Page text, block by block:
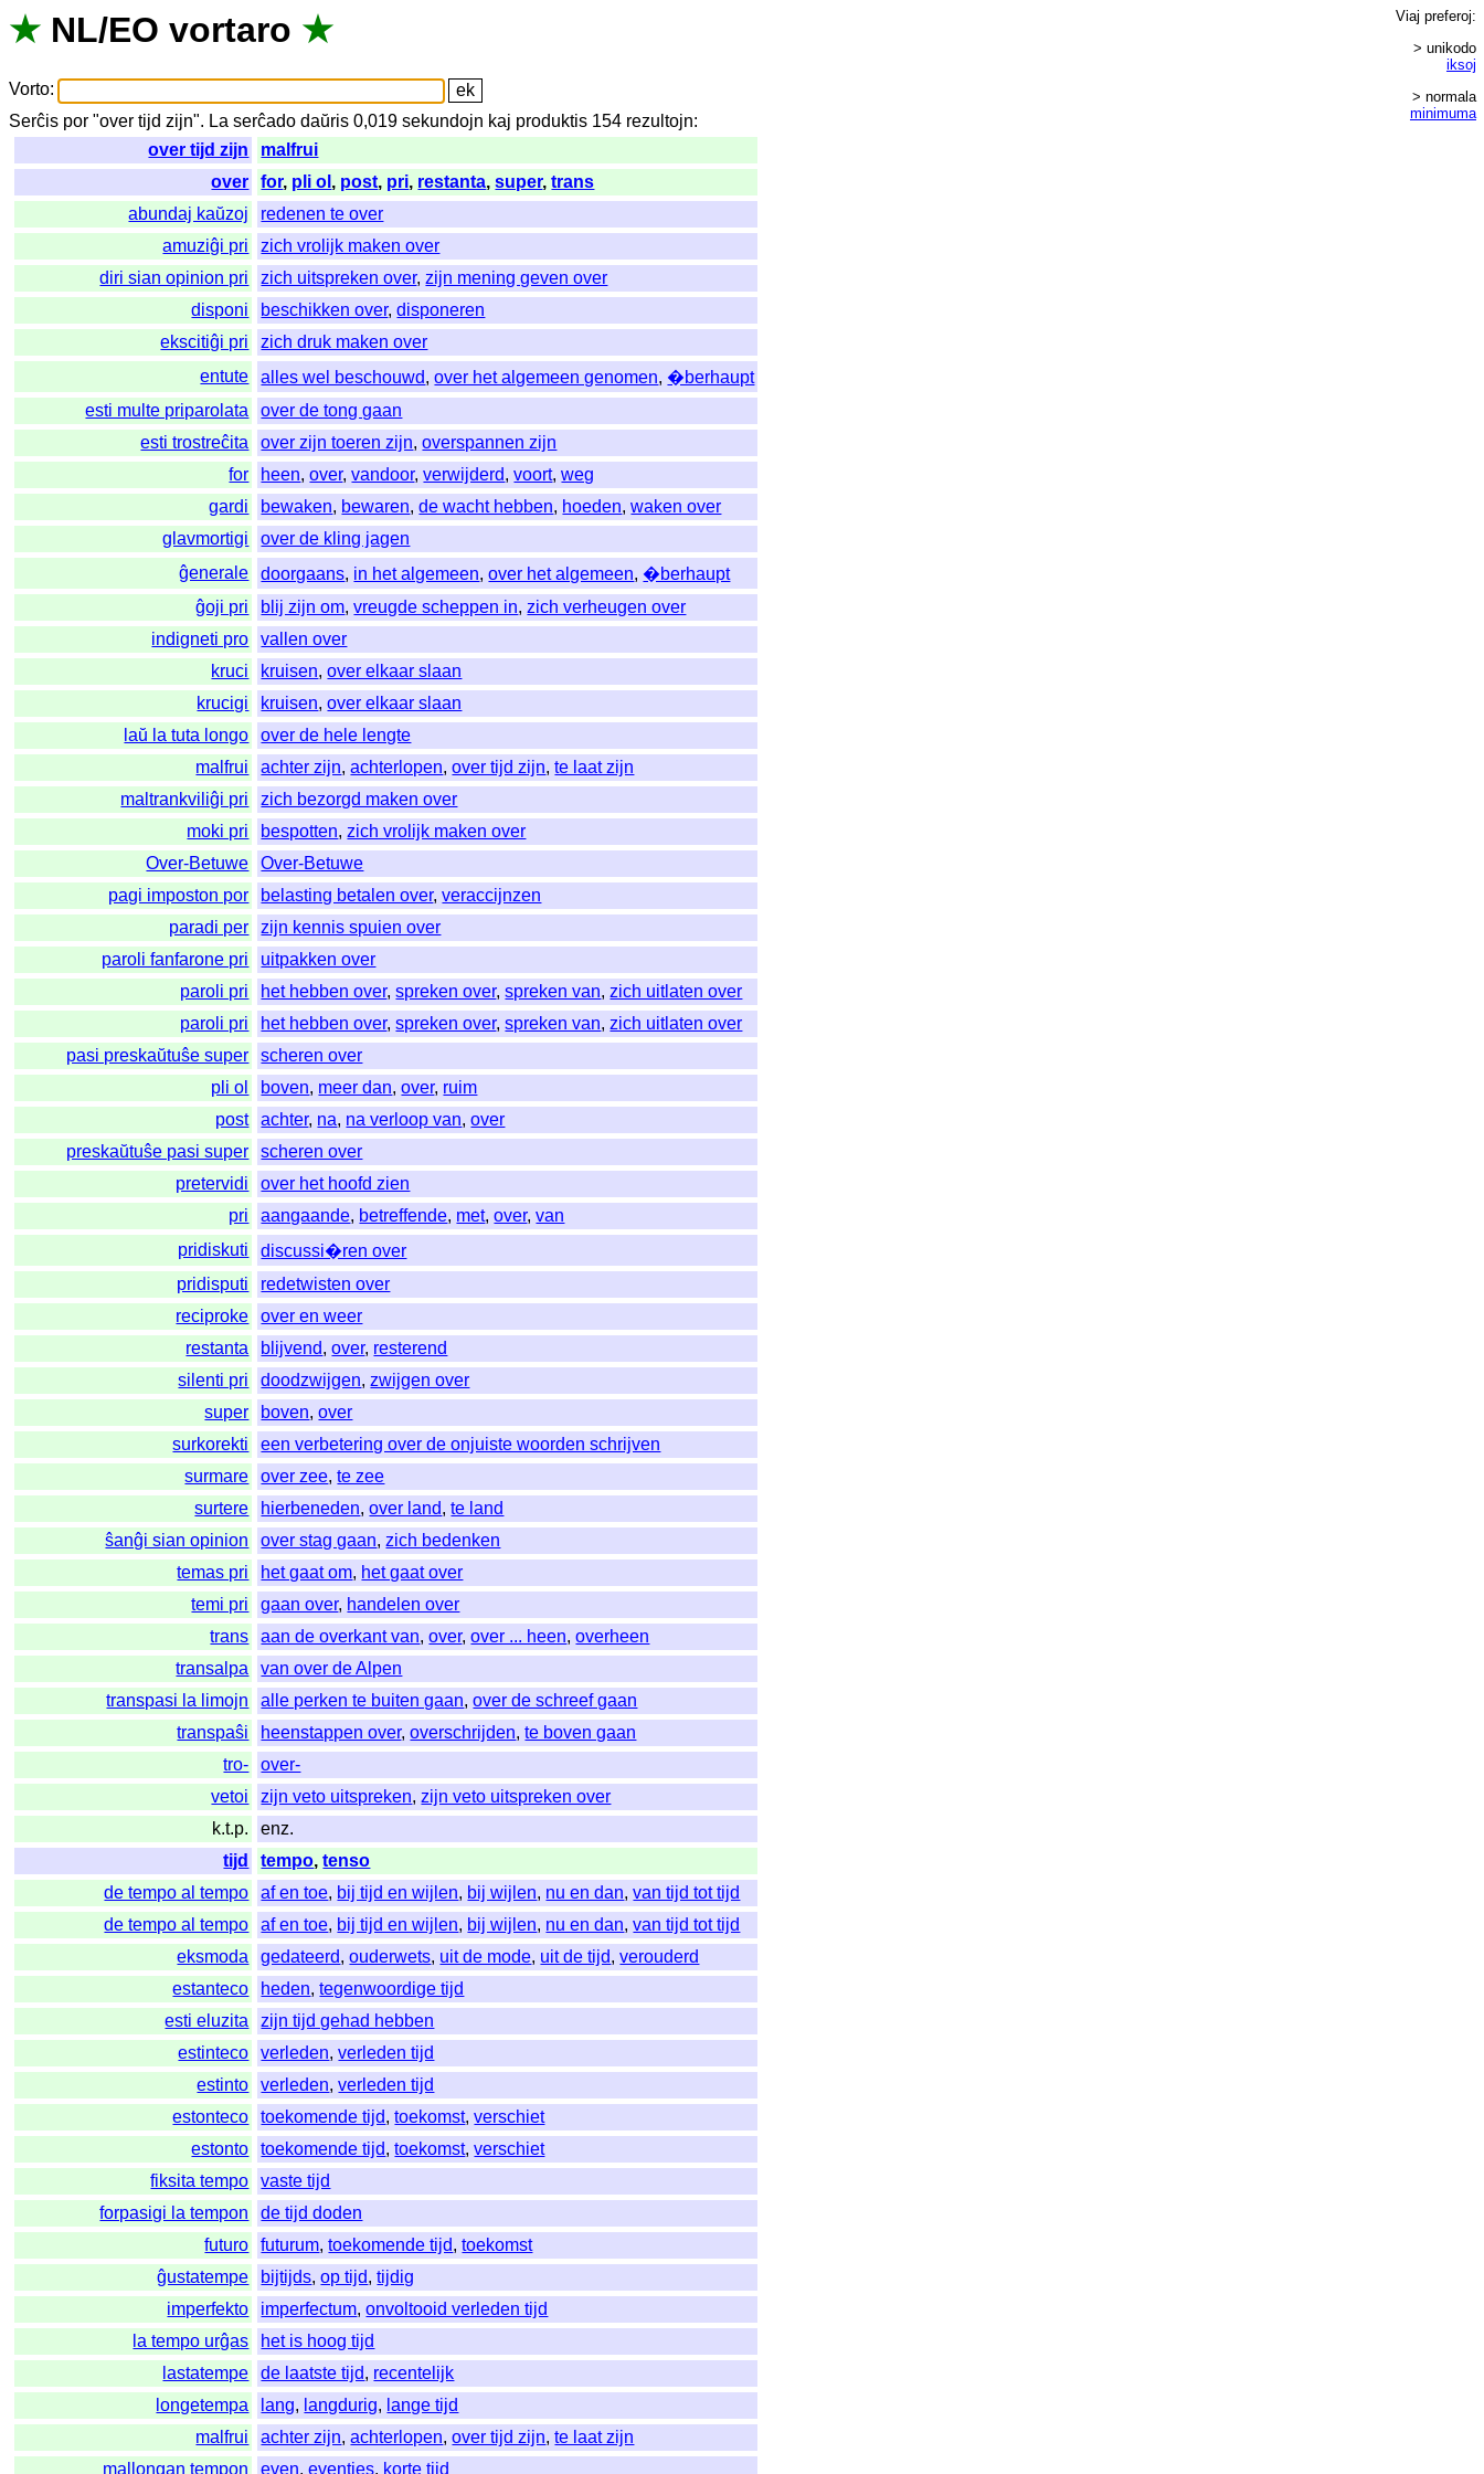
★ NL/EO vortaro ★
Vorto:
Serĉis por "over tijd zijn". La serĉado daŭris 0,019sekundojn kaj produktis 154 rezultojn:
over tijd zijn
malfrui
over
for, pli ol , post, pri, restanta,super,trans
abundaj kaŭzoj
redenen te over
amuziĝi pri
zich vrolijk maken over
diri sian opinion pri
zich uitspreken over,zijn mening geven over
disponi
beschikken over,disponeren
ekscitiĝi pri
zich druk maken over
entute
alles wel beschouwd,over het algemeen genomen, �berhaupt
esti multe priparolata
over de tong gaan
esti trostreĉita
over zijn toeren zijn,overspannen zijn
for
heen,over,vandoor,verwijderd,voort,weg
gardi
bewaken, bewaren,de wacht hebben, hoeden,waken over
glavmortigi
over de kling jagen
ĝenerale
doorgaans, in het algemeen,over het algemeen, �berhaupt
ĝoji pri
blij zijn om,vreugde scheppen in,zich verheugen over
indigneti pro
vallen over
kruci
kruisen,over elkaar slaan
krucigi
kruisen,over elkaar slaan
laŭ la tuta longo
over de hele lengte
malfrui
achter zijn,achterlopen,over tijd zijn,te laat zijn
maltrankviliĝi pri
zich bezorgd maken over
moki pri
bespotten,zich vrolijk maken over
Over-Betuwe
Over-Betuwe
pagi imposton por
belasting betalen over,veraccijnzen
paradi per
zijn kennis spuien over
paroli fanfarone pri
uitpakken over
paroli pri
het hebben over,spreken over,spreken van,zich uitlaten over
paroli pri
het hebben over,spreken over,spreken van,zich uitlaten over
pasi preskaŭtuŝe super
scheren over
pli ol
boven, meer dan,over, ruim
post
achter, na, na verloop van,over
preskaŭtuŝe pasi super
scheren over
pretervidi
over het hoofd zien
pri
aangaande, betreffende, met,over,van
pridiskuti
discussi�ren over
pridisputi
redetwisten over
reciproke
over en weer
restanta
blijvend,over, resterend
silenti pri
doodzwijgen,zwijgen over
super
boven,over
surkorekti
een verbetering over de onjuiste woorden schrijven
surmare
over zee,te zee
surtere
hierbeneden,over land,te land
ŝanĝi sian opinion
over stag gaan,zich bedenken
temas pri
het gaat om, het gaat over
temi pri
gaan over, handelen over
trans
aan de overkant van,over,over ... heen,overheen
transalpa
van over de Alpen
transpasi la limojn
alle perken te buiten gaan,over de schreef gaan
transpaŝi
heenstappen over,overschrijden,te boven gaan
tro-
over-
vetoi
zijn veto uitspreken,zijn veto uitspreken over
k.t.p.
enz.
tijd
tempo,tenso
de tempo al tempo
af en toe, bij tijd en wijlen, bij wijlen, nu en dan,van tijd tot tijd
de tempo al tempo
af en toe, bij tijd en wijlen, bij wijlen, nu en dan,van tijd tot tijd
eksmoda
gedateerd,ouderwets, uit de mode, uit de tijd,verouderd
estanteco
heden,tegenwoordige tijd
esti eluzita
zijn tijd gehad hebben
estinteco
verleden,verleden tijd
estinto
verleden,verleden tijd
estonteco
toekomende tijd,toekomst,verschiet
estonto
toekomende tijd,toekomst,verschiet
fiksita tempo
vaste tijd
forpasigi la tempon
de tijd doden
futuro
futurum,toekomende tijd,toekomst
ĝustatempe
bijtijds,op tijd,tijdig
imperfekto
imperfectum,onvoltooid verleden tijd
la tempo urĝas
het is hoog tijd
lastatempe
de laatste tijd, recentelijk
longetempa
lang, langdurig, lange tijd
malfrui
achter zijn,achterlopen,over tijd zijn,te laat zijn
mallongan tempon
even,eventjes, korte tijd
Viaj preferoj:
> unikodo
iksoj
> normala
minimuma